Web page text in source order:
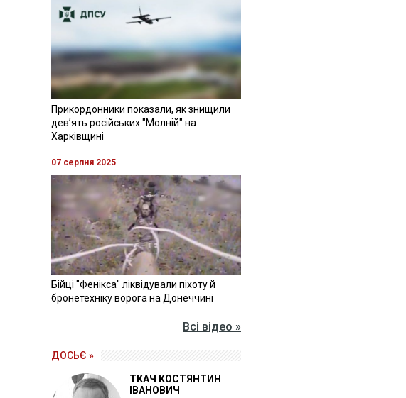
Прикордонники показали, як знищили
девʼять російських "Молній" на
Харківщині
07 серпня 2025
Бійці "Фенікса" ліквідували піхоту й
бронетехніку ворога на Донеччині
Всі відео »
ДОСЬЄ »
ТКАЧ КОСТЯНТИН
ІВАНОВИЧ